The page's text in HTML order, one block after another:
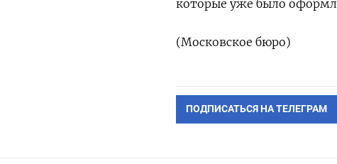
которые уже было
(Московское бюро)
ПОДПИСАТЬСЯ НА ТЕЛЕГРАМ